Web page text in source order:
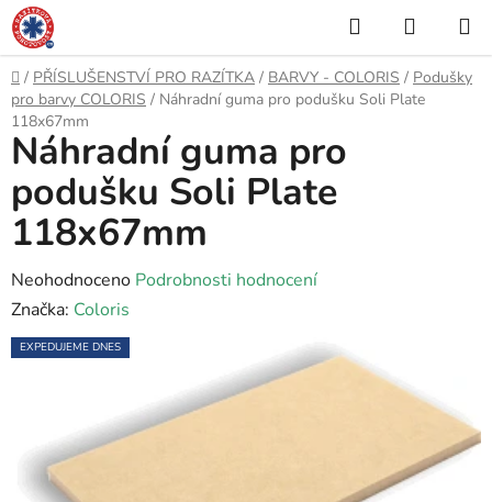
Přejít
na
obsah
Hledat
KOŠÍK
Domů
/ PŘÍSLUŠENSTVÍ PRO RAZÍTKA / BARVY - COLORIS / Podušky
pro barvy COLORIS / Náhradní guma pro podušku Soli Plate
118x67mm
Náhradní guma pro
podušku Soli Plate
118x67mm
Průměrné
hodnocení
produktu
hvězdiček.
Neohodnoceno Podrobnosti hodnocení
Značka: Coloris
EXPEDUJEME DNES